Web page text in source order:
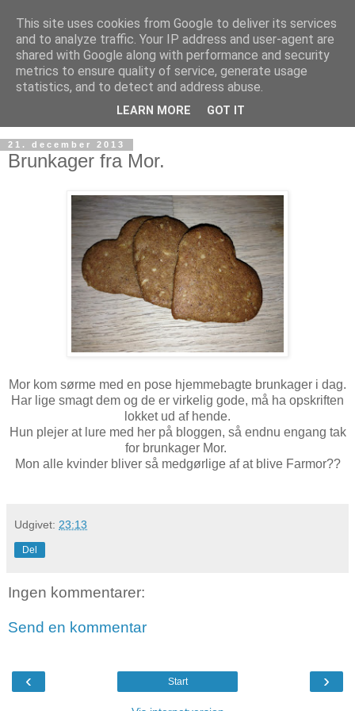
21. december 2013
Brunkager fra Mor.
Mor kom sørme med en pose hjemmebagte brunkager i dag.
Har lige smagt dem og de er virkelig gode, må ha opskriften
lokket ud af hende.
Hun plejer at lure med her på bloggen, så endnu engang tak
for brunkager Mor.
Mon alle kvinder bliver så medgørlige af at blive Farmor??
Udgivet: 23:13
Del
Ingen kommentarer:
Send en kommentar
‹ ›
Start
This site uses cookies from Google to deliver its services
and to analyze traffic. Your IP address and user-agent are
shared with Google along with performance and security
metrics to ensure quality of service, generate usage
statistics, and to detect and address abuse.
LEARN MORE GOT IT